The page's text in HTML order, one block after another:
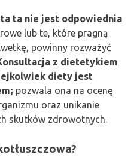
ta nie jest odpowiednia
lub te, które pragną
powinny rozważyć
z dietetykiem
diety jest
pozwala ona na ocenę
oraz unikanie
skutków zdrowotnych.